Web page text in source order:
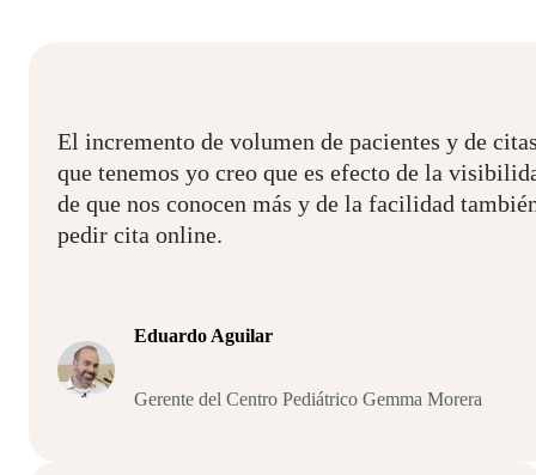
El incremento de volumen de pacientes y de
que tenemos yo creo que es efecto de la
de que nos conocen más y de la facilidad
pedir cita online.
Eduardo Aguilar
Gerente del Centro Pediátrico Gemma Morera